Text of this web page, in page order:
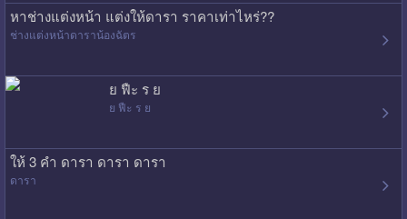
หาช่างแต่งหน้า แต่งให้ดารา ราคาเท่าไหร่??
ช่างแต่งหน้าดาราน้องฉัตร
ย ฟืะ ร ย
ย ฟืะ ร ย
ให้ 3 คำ ดารา ดารา ดารา
ดารา